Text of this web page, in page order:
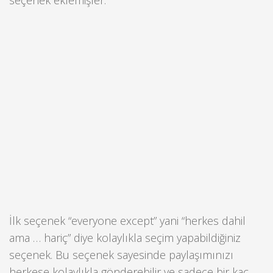
İlk seçenek “everyone except” yani “herkes dahil
ama … hariç” diye kolaylıkla seçim yapabildiğiniz
seçenek. Bu seçenek sayesinde paylaşımınızı